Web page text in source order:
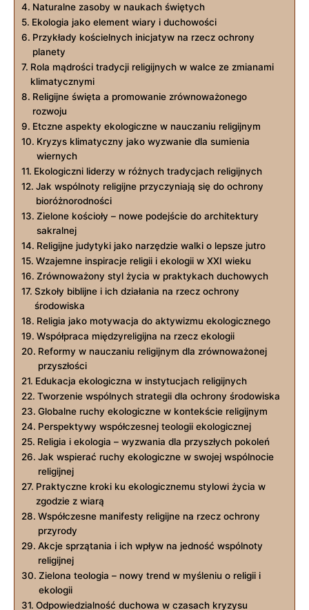
Naturalne zasoby w naukach świętych
Ekologia ​jako element wiary i duchowości
Przykłady kościelnych inicjatyw na rzecz ‌ochrony⁢
planety
Rola mądrości tradycji religijnych w walce‌ ze zmianami‍
klimatycznymi
Religijne święta a promowanie zrównoważonego
rozwoju
Etczne aspekty ekologiczne w nauczaniu religijnym
Kryzys klimatyczny ⁤jako wyzwanie dla sumienia
wiernych
Ekologiczni liderzy w różnych tradycjach religijnych
Jak wspólnoty religijne przyczyniają się do ochrony
bioróżnorodności
Zielone kościoły – nowe podejście do architektury
sakralnej
Religijne judytyki jako narzędzie walki o lepsze ​jutro
Wzajemne inspiracje ⁣religii i ekologii w XXI wieku
Zrównoważony‌ styl życia w praktykach duchowych
Szkoły⁢ biblijne i ich działania na rzecz ​ochrony
środowiska
Religia jako motywacja do aktywizmu ekologicznego
Współpraca ​międzyreligijna na rzecz ekologii
Reformy w ​nauczaniu religijnym ‍dla zrównoważonej
przyszłości
Edukacja ekologiczna w instytucjach⁣ religijnych
Tworzenie wspólnych strategii dla ochrony środowiska
Globalne ruchy⁢ ekologiczne w kontekście religijnym
Perspektywy współczesnej teologii ​ekologicznej
Religia i ⁤ekologia – wyzwania ⁣dla przyszłych pokoleń
Jak wspierać ruchy ekologiczne ‌w swojej wspólnocie
‍religijnej
Praktyczne kroki ku ⁤ekologicznemu⁣ stylowi ‌życia w
zgodzie z wiarą
Współczesne manifesty religijne na rzecz ochrony
przyrody
Akcje​ sprzątania i‌ ich wpływ na jedność wspólnoty
religijnej
Zielona teologia – nowy​ trend w myśleniu o‍ religii i
ekologii
Odpowiedzialność duchowa w czasach kryzysu